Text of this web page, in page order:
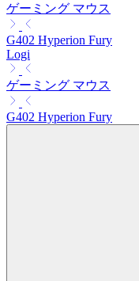
ゲーミング マウス
G402 Hyperion Fury
Logi
ゲーミング マウス
G402 Hyperion Fury